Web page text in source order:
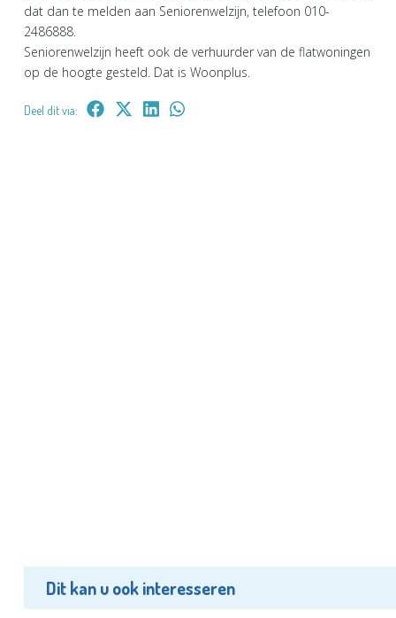
dat dan te melden aan Seniorenwelzijn, telefoon 010-
2486888.
Seniorenwelzijn heeft ook de verhuurder van de flatwoningen
op de hoogte gesteld. Dat is Woonplus.
Deel dit via:
Dit kan u ook interesseren